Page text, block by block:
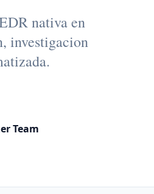
nativa en
investigacion
Team